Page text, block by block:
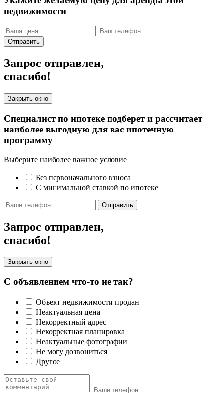
недвижимости
Отправить
Запрос отправлен,
спасибо!
Закрыть окно
Специалист по ипотеке подберет и рассчитает
наиболее выгодную для вас ипотечную
программу
Выберите наиболее важное условие
Без первоначального взноса
С минимальной ставкой по ипотеке
Отправить
Запрос отправлен,
спасибо!
Закрыть окно
С объявлением что-то не так?
Объект недвижимости продан
Неактуальная цена
Некорректный адрес
Некорректная планировка
Неактуальные фотографии
Не могу дозвониться
Другое